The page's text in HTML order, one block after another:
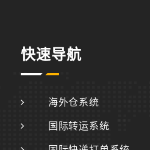
快速导航
海外仓系统
国际转运系统